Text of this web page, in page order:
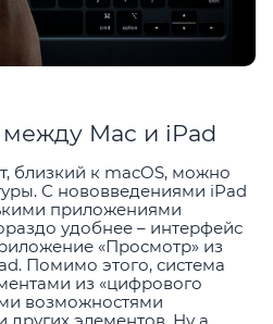
Mac и iPad
близкий к macOS, можно
С нововведениями iPad
приложениями
удобнее – интерфейс
«Просмотр» из
Помимо этого, система
из «цифрового
возможностями